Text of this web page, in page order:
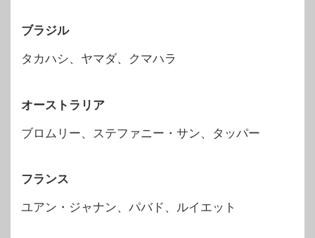
ブラジル
タカハシ、ヤマダ、クマハラ
オーストラリア
ブロムリー、ステファニー・サン、タッパー
フランス
ユアン・ジャナン、パバド、ルイエット